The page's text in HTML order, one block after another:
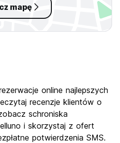
mapę
online najlepszych
recenzje klientów o
schroniska
i skorzystaj z ofert
potwierdzenia SMS.